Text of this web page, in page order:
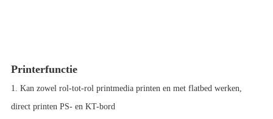
Printerfunctie
1. Kan zowel rol-tot-rol printmedia printen en met flatbed werken,
direct printen PS- en KT-bord